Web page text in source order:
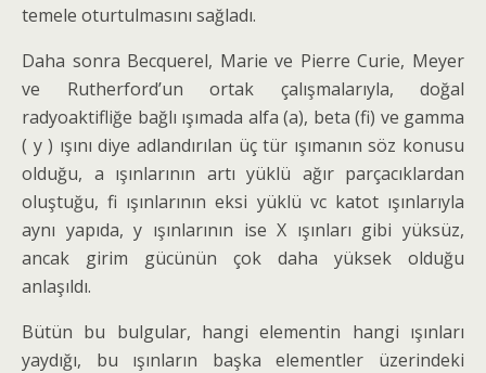
temele oturtulmasını sağladı.
Daha sonra Becquerel, Marie ve Pierre Curie, Meyer
ve Rutherford’un ortak çalışmalarıyla, doğal
radyoaktifliğe bağlı ışımada alfa (a), beta (fi) ve gamma
( y ) ışını diye adlandırılan üç tür ışımanın söz konusu
olduğu, a ışınlarının artı yüklü ağır parçacık­lardan
oluştuğu, fi ışınlarının eksi yüklü vc katot ışınlarıyla
aynı yapıda, y ışınlarının ise X ışınları gibi yüksüz,
ancak girim gücünün çok daha yüksek olduğu
anlaşıldı.
Bütün bu bulgular, hangi elementin hangi ışınları
yaydığı, bu ışınların başka elementler üzerindeki